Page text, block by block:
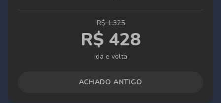
R$1.325
R$ 428
ida e volta
ACHADO ANTIGO